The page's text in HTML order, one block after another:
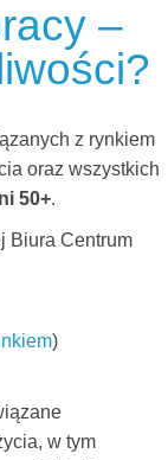
–
z rynkiem
oraz wszystkich
50+.
Biura Centrum
)
w tym